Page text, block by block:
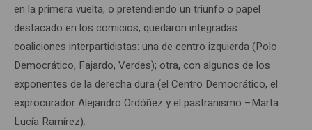
en la primera vuelta, o pretendiendo un triunfo o papel
destacado en los comicios, quedaron integradas
coaliciones interpartidistas: una de centro izquierda (Polo
Democrático, Fajardo, Verdes); otra, con algunos de los
exponentes de la derecha dura (el Centro Democrático, el
exprocurador Alejandro Ordóñez y el pastranismo –Marta
Lucía Ramírez).